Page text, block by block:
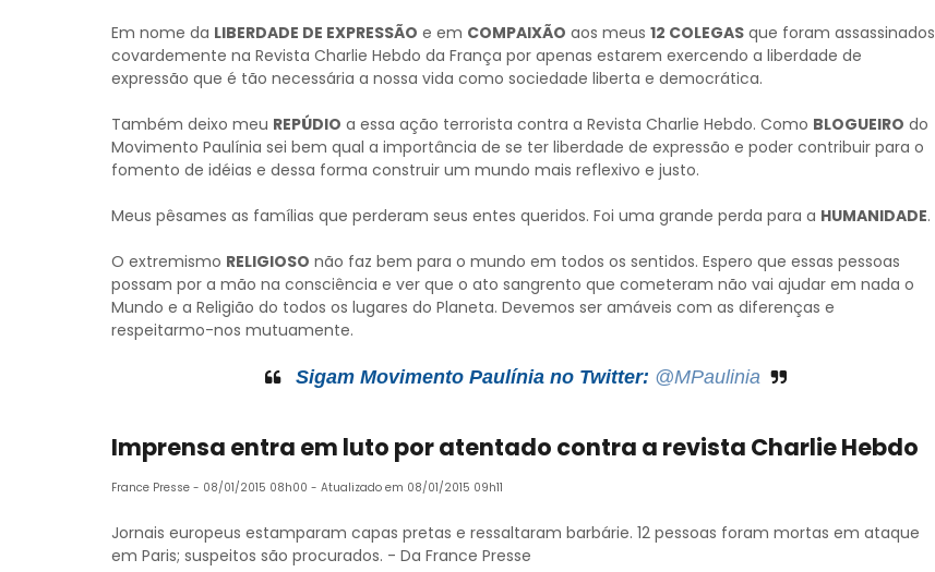
Em nome da LIBERDADE DE EXPRESSÃO e em COMPAIXÃO aos meus 12 COLEGAS que foram assassinados
covardemente na Revista Charlie Hebdo da França por apenas estarem exercendo a liberdade de
expressão que é tão necessária a nossa vida como sociedade liberta e democrática.
Também deixo meu REPÚDIO a essa ação terrorista contra a Revista Charlie Hebdo. Como BLOGUEIRO do
Movimento Paulínia sei bem qual a importância de se ter liberdade de expressão e poder contribuir para o
fomento de idéias e dessa forma construir um mundo mais reflexivo e justo.
Meus pêsames as famílias que perderam seus entes queridos. Foi uma grande perda para a HUMANIDADE.
O extremismo RELIGIOSO não faz bem para o mundo em todos os sentidos. Espero que essas pessoas
possam por a mão na consciência e ver que o ato sangrento que cometeram não vai ajudar em nada o
Mundo e a Religião do todos os lugares do Planeta. Devemos ser amáveis com as diferenças e
respeitarmo-nos mutuamente.
Sigam Movimento Paulínia no Twitter: @MPaulinia
Imprensa entra em luto por atentado contra a revista Charlie Hebdo
France Presse - 08/01/2015 08h00 - Atualizado em 08/01/2015 09h11
Jornais europeus estamparam capas pretas e ressaltaram barbárie. 12 pessoas foram mortas em ataque
em Paris; suspeitos são procurados. - Da France Presse